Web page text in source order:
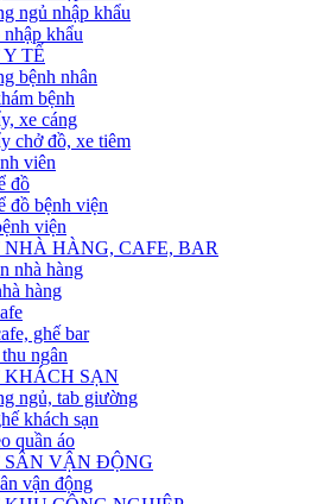
ngủ nhập khẩu
khẩu
TẾ
bệnh nhân
bệnh
xe cáng
chở đồ, xe tiêm
viên
đồ
đồ bệnh viện
viện
HÀNG, CAFE, BAR
nhà hàng
hàng
ghế bar
ngân
SẠN
ngủ, tab giường
khách sạn
quần áo
SÂN VẬN ĐỘNG
vận động